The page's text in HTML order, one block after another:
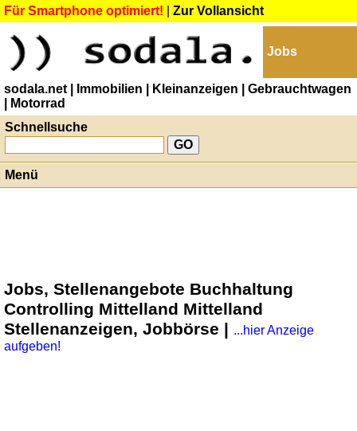
Für Smartphone optimiert! Zur Vollansicht
Jobs
sodala.net | Immobilien | Kleinanzeigen
| Gebrauchtwagen
| Motorrad
Schnellsuche
Menü
Jobs, Stellenangebote Buchhaltung
Controlling Mittelland Mittelland
Stellenanzeigen, Jobbörse | ...hier Anzeige
aufgeben!